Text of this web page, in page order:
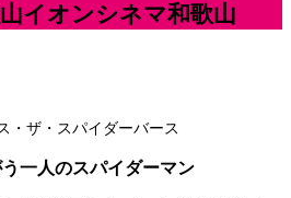
イオンシネマ和歌山
一人のスパイダーマン